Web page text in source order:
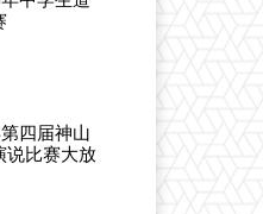
四届神山
说比赛大放